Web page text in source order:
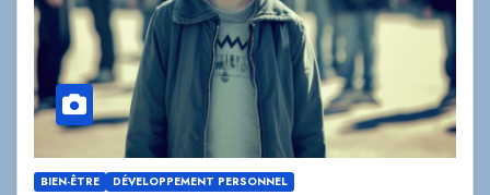
BIEN-ÊTRE DÉVELOPPEMENT PERSONNEL